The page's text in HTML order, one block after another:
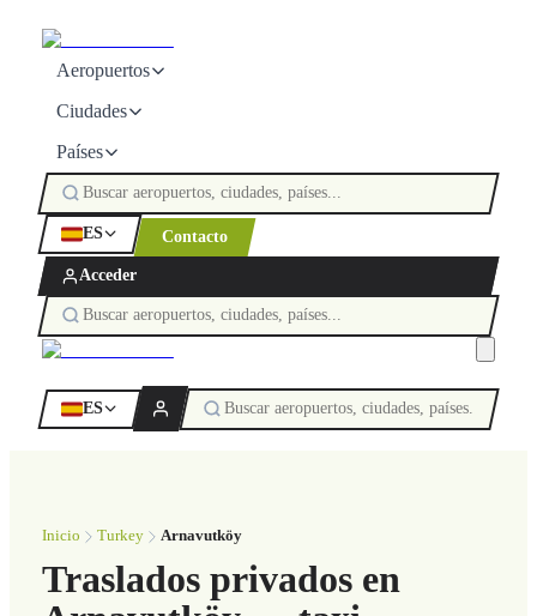
Aeropuertos
Ciudades
Países
ES Contacto
Acceder
ES
Inicio Turkey Arnavutköy
Traslados privados en